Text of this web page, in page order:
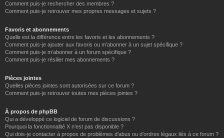
Comment puis-je rechercher des membres ?
Comment puis-je retrouver mes propres messages et sujets ?
Favoris et abonnements
Quelle est la différence entre les favoris et les abonnements ?
Comment puis-je ajouter aux favoris ou m’abonner à un sujet spécifique ?
Comment puis-je m’abonner à un forum spécifique ?
Comment puis-je résilier mes abonnements ?
Pièces jointes
Quelles pièces jointes sont autorisées sur ce forum ?
Comment puis-je retrouver toutes mes pièces jointes ?
À propos de phpBB
Qui a développé ce logiciel de forum de discussions ?
Pourquoi la fonctionnalité X n’est pas disponible ?
Qui dois-je contacter à propos de problèmes d’abus ou d’ordres légaux liés à ce forum ?